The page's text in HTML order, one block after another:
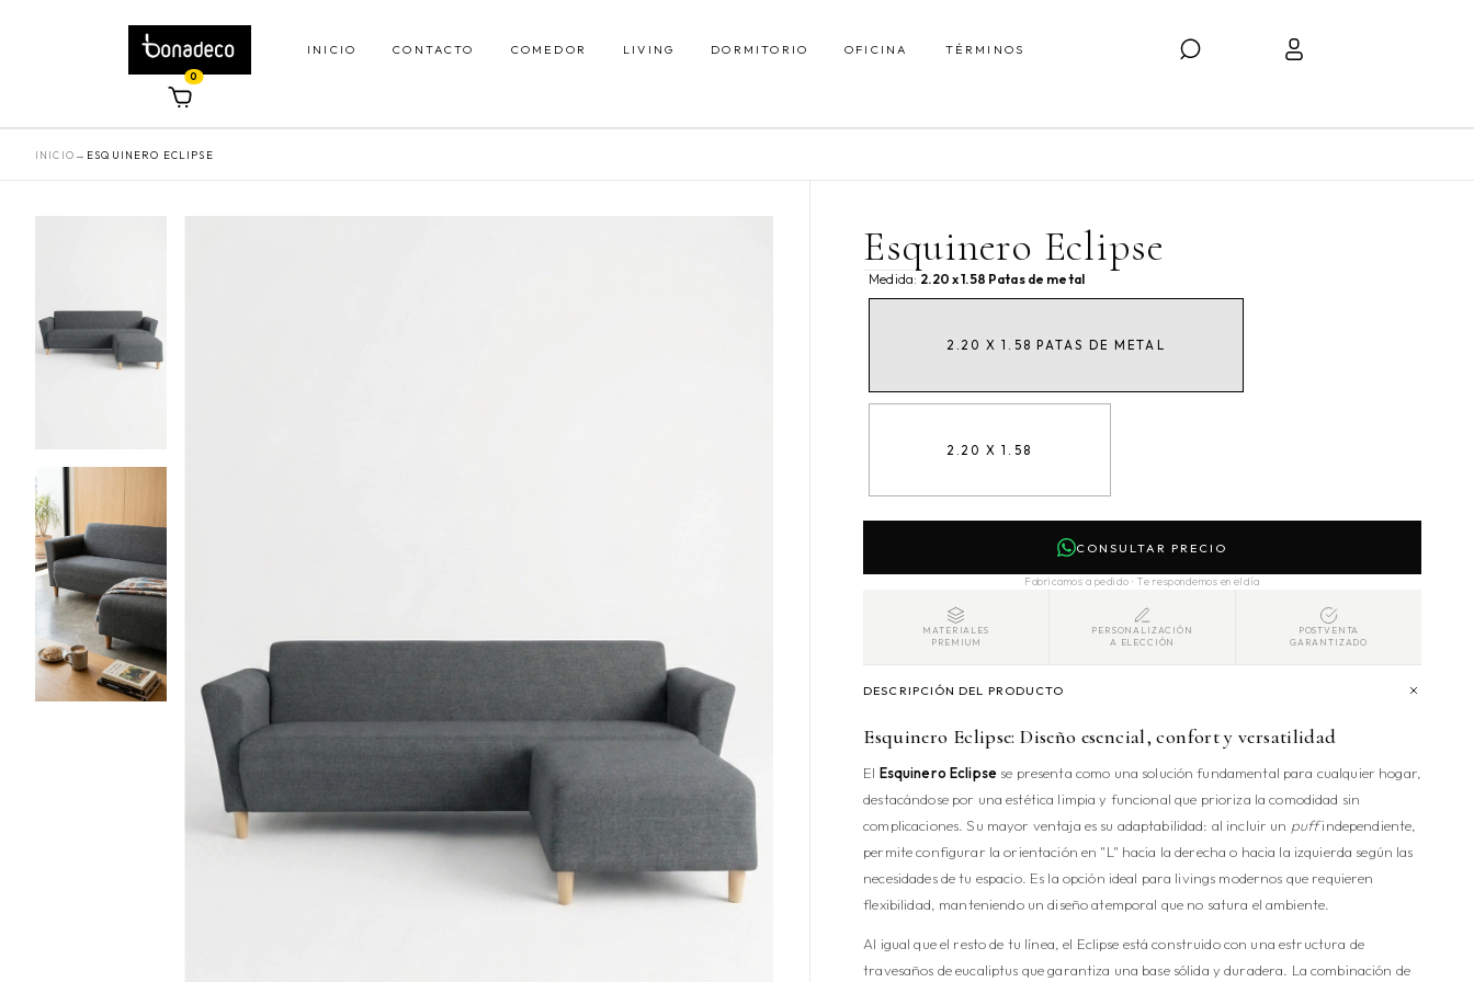
INICIO CONTACTO COMEDOR LIVING DORMITORIO OFICINA TÉRMINOS
0
INICIO → ESQUINERO ECLIPSE
Esquinero Eclipse
Medida: 2.20 x 1.58 Patas de metal
2.20 X 1.58 PATAS DE METAL
2.20 X 1.58
CONSULTAR PRECIO
Fabricamos a pedido · Te respondemos en el día
MATERIALES
PREMIUM
PERSONALIZACIÓN
A ELECCIÓN
POSTVENTA
GARANTIZADO
DESCRIPCIÓN DEL PRODUCTO
Esquinero Eclipse: Diseño esencial, confort y versatilidad
El Esquinero Eclipse se presenta como una solución fundamental para cualquier hogar,
destacándose por una estética limpia y funcional que prioriza la comodidad sin
complicaciones. Su mayor ventaja es su adaptabilidad: al incluir un puffindependiente,
permite configurar la orientación en "L" hacia la derecha o hacia la izquierda según las
necesidades de tu espacio. Es la opción ideal para livings modernos que requieren
flexibilidad, manteniendo un diseño atemporal que no satura el ambiente.
Al igual que el resto de tu línea, el Eclipse está construido con una estructura de
travesaños de eucaliptus que garantiza una base sólida y duradera. La combinación de